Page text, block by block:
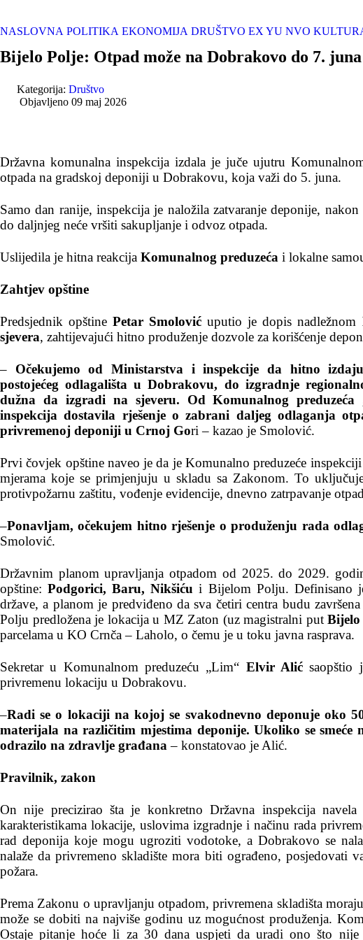
NASLOVNA POLITIKA EKONOMIJA DRUŠTVO EX YU NVO
Bijelo Polje: Otpad može na Dobrakovo do 7. juna
Kategorija: Društvo
Objavljeno 09 maj 2026
Državna komunalna inspekcija izdala je juče ujutru
otpada na gradskoj deponiji u Dobrakovu, koja važi do 5. juna.
Samo dan ranije, inspekcija je naložila zatvaranje deponije,
do daljnjeg neće vršiti sakupljanje i odvoz otpada.
Uslijedila je hitna reakcija Komunalnog preduzeća i lokalne
Zahtjev opštine
Predsjednik opštinePetar Smolović uputio je dopis nadležnom
sjevera, zahtijevajući hitno produženje dozvole za korišćenje
– Očekujemo od Ministarstva i inspekcije da hitno
postojećeg odlagališta u Dobrakovu, do izgradnje
dužna da izgradi na sjeveru. Od Komunalnog
inspekcija dostavila rješenje o zabrani daljeg odlaganja
privremenoj deponiji u Crnoj Gori – kazao je Smolović.
Prvi čovjek opštine naveo je da je Komunalno preduzeće
mjerama koje se primjenjuju u skladu sa Zakonom. To
protivpožarnu zaštitu, vođenje evidencije, dnevno zatrpavanje
–Ponavljam, očekujem hitno rješenje o produženju rada
Smolović.
Državnim planom upravljanja otpadom od 2025. do 2029.
opštine:Podgorici, Baru, Nikšiću i Bijelom Polju. Definisano
države, a planom je predviđeno da sva četiri centra budu
Polju predložena je lokacija u MZ Zaton (uz magistralni putBijelo
parcelama u KO Crnča – Laholo, o čemu je u toku javna rasprava.
Sekretar u Komunalnom preduzeću „Lim“ Elvir Alić saopštio
privremenu lokaciju u Dobrakovu.
–Radi se o lokaciji na kojoj se svakodnevno deponuje oko
materijala na različitim mjestima deponije. Ukoliko se
odrazilo na zdravlje građana – konstatovao je Alić.
Pravilnik, zakon
On nije precizirao šta je konkretno Državna inspekcija
karakteristikama lokacije, uslovima izgradnje i načinu rada
rad deponija koje mogu ugroziti vodotoke, a Dobrakovo se
nalaže da privremeno skladište mora biti ograđeno, posjedovati
požara.
Prema Zakonu o upravljanju otpadom, privremena skladišta
može se dobiti na najviše godinu uz mogućnost produženja.
Ostaje pitanje hoće li za 30 dana uspjeti da uradi ono što